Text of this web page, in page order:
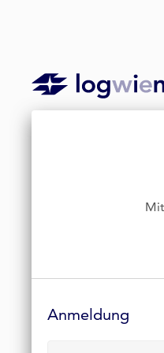
Formular
Anmeldung